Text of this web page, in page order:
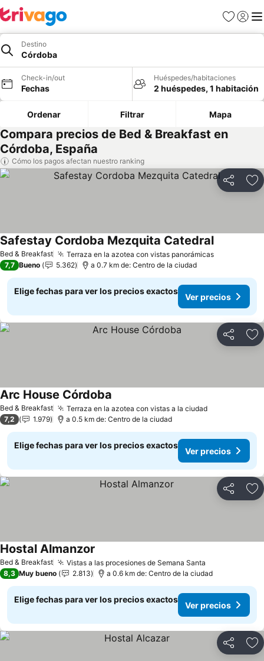
Favoritos
Iniciar
Destino
Córdoba
Check-in/out
Fechas
Huéspedes/habitaciones
2 huéspedes, 1 habitación
Ordenar Filtrar Mapa
Compara precios de Bed & Breakfast en
Córdoba, España
Cómo los pagos afectan nuestro ranking
Compartir
Bed & Breakfast Terraza en la azotea con vistas panorámicasVer precios
Safestay Cordoba Mezquita CatedralVer precios
7,7 Bueno 5.362 a 0.7 km de: Centro de la ciudad
Elige fechas para ver los precios exactos
Ver precios
Compartir
Bed & Breakfast Terraza en la azotea con vistas a la ciudadVer precios
Arc House Córdoba
7,2 1.979 a 0.5 km de: Centro de la ciudad
Elige fechas para ver los precios exactos
Ver precios
Compartir
Bed & Breakfast Vistas a las procesiones de Semana Santa
Hostal Almanzor
8,3 Muy bueno 2.813 a 0.6 km de: Centro de la ciudad
Elige fechas para ver los precios exactos
Ver precios
Compartir